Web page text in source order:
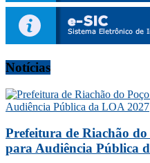
Notícias
Prefeitura de Riachão
para Audiência Pública